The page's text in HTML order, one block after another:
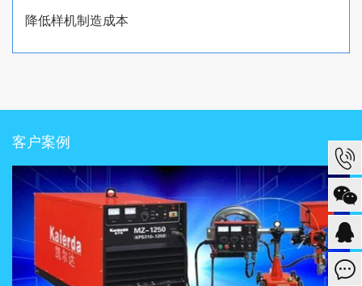
降低样机制造成本
客户案例